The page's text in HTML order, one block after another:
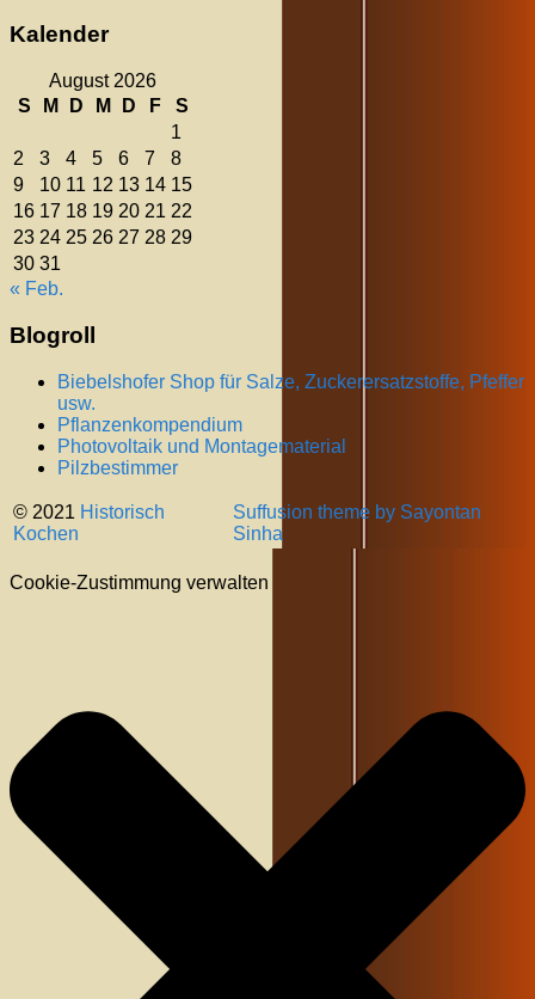
Kalender
August 2026
S
M D M D F
S
1
2
3 4 5 6 7
8
9
10 11 12 13 14 15
16 17 18 19 20 21 22
23 24 25 26 27 28 29
30 31
« Feb.
Blogroll
Biebelshofer Shop für Salze, Zuckerersatzstoffe, Pfeffer
usw.
Pflanzenkompendium
Photovoltaik und Montagematerial
Pilzbestimmer
© 2021 Historisch
Kochen
Suffusion theme by Sayontan
Sinha
Cookie-Zustimmung verwalten